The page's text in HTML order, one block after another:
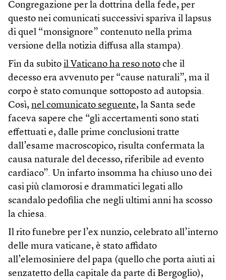
Congregazione per la dottrina della fede, per
questo nei comunicati successivi spariva il lapsus
di quel “monsignore” contenuto nella prima
versione della notizia diffusa alla stampa).
Fin da subito il Vaticano ha reso noto che il
decesso era avvenuto per “cause naturali”, ma il
corpo è stato comunque sottoposto ad autopsia.
Così, nel comunicato seguente, la Santa sede
faceva sapere che “gli accertamenti sono stati
effettuati e, dalle prime conclusioni tratte
dall’esame macroscopico, risulta confermata la
causa naturale del decesso, riferibile ad evento
cardiaco”. Un infarto insomma ha chiuso uno dei
casi più clamorosi e drammatici legati allo
scandalo pedofilia che negli ultimi anni ha scosso
la chiesa.
Il rito funebre per l’ex nunzio, celebrato all’interno
delle mura vaticane, è stato affidato
all’elemosiniere del papa (quello che porta aiuti ai
senzatetto della capitale da parte di Bergoglio),